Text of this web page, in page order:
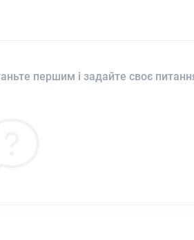
першим і задайте своє